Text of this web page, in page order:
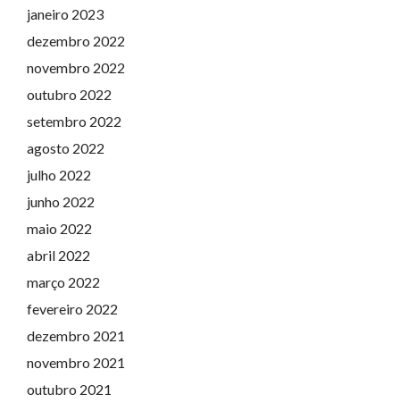
janeiro 2023
dezembro 2022
novembro 2022
outubro 2022
setembro 2022
agosto 2022
julho 2022
junho 2022
maio 2022
abril 2022
março 2022
fevereiro 2022
dezembro 2021
novembro 2021
outubro 2021